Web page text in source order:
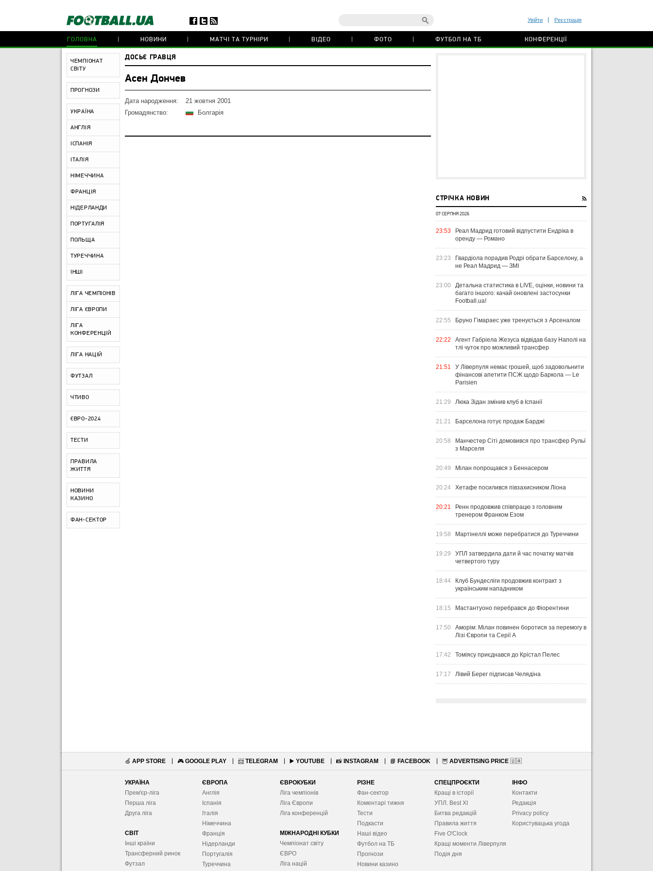
Увійти Реєстрація
ГОЛОВНА НОВИНИ МАТЧІ ТА ТУРНІРИ ВІДЕО ФОТО ФУТБОЛ НА ТБ КОНФЕРЕНЦІЇ
ЧЕМПІОНАТ
СВІТУ
ПРОГНОЗИ
УКРАЇНА
АНГЛІЯ
ІСПАНІЯ
ІТАЛІЯ
НІМЕЧЧИНА
ФРАНЦІЯ
НІДЕРЛАНДИ
ПОРТУГАЛІЯ
ПОЛЬЩА
ТУРЕЧЧИНА
ІНШІ
ЛІГА ЧЕМПІОНІВ
ЛІГА ЄВРОПИ
ЛІГА
КОНФЕРЕНЦІЙ
ЛІГА НАЦІЙ
ФУТЗАЛ
ЧТИВО
ЄВРО-2024
ТЕСТИ
ПРАВИЛА
ЖИТТЯ
НОВИНИ
КАЗИНО
ФАН-СЕКТОР
ДОСЬЄ ГРАВЦЯ
Асен Дончев
Дата народження:
21 жовтня 2001
Громадянство:
Болгарія
СТРІЧКА НОВИН
07 СЕРПНЯ 2026
23:53
Реал Мадрид готовий відпустити Ендріка в
оренду — Романо
23:23
Гвардіола порадив Родрі обрати Барселону, а
не Реал Мадрид — ЗМІ
23:00
Детальна статистика в LIVE, оцінки, новини та
багато іншого: качай оновлені застосунки
Football.ua!
22:55 Бруно Гімараес уже тренується з Арсеналом
22:22
Агент Габріела Жезуса відвідав базу Наполі на
тлі чуток про можливий трансфер
21:51
У Ліверпуля немає грошей, щоб задовольнити
фінансові апетити ПСЖ щодо Баркола — Le
Parisien
21:29 Люка Зідан змінив клуб в Іспанії
21:21 Барселона готує продаж Барджі
20:58
Манчестер Сіті домовився про трансфер Рульї
з Марселя
20:49 Мілан попрощався з Беннасером
20:24 Хетафе посилився півзахисником Ліона
20:21
Ренн продовжив співпрацю з головним
тренером Франком Езом
19:58 Мартінеллі може перебратися до Туреччини
19:29
УПЛ затвердила дати й час початку матчів
четвертого туру
18:44
Клуб Бундесліги продовжив контракт з
українським нападником
18:15 Мастантуоно перебрався до Фіорентини
17:50
Аморім: Мілан повинен боротися за перемогу в
Лізі Європи та Серії А
17:42 Томіясу приєднався до Крістал Пелес
17:17 Лівий Берег підписав Челядіна
🍏 APP STORE 🎮 GOOGLE PLAY 📨 TELEGRAM ▶️ YOUTUBE 📸 INSTAGRAM 📘 FACEBOOK 🦉 ADVERTISING PRICE 🇺🇦
УКРАЇНА
Прем'єр-ліга
Перша ліга
Друга ліга
СВІТ
Інші країни
Трансферний ринок
Футзал
ЄВРОПА
Англія
Іспанія
Італія
Німеччина
Франція
Нідерланди
Португалія
Туреччина
ЄВРОКУБКИ
Ліга чемпіонів
Ліга Європи
Ліга конференцій
МІЖНАРОДНІ КУБКИ
Чемпіонат світу
ЄВРО
Ліга націй
РІЗНЕ
Фан-сектор
Коментарі тижня
Тести
Подкасти
Наші відео
Футбол на ТБ
Прогнози
Новини казино
СПЕЦПРОЄКТИ
Кращі в історії
УПЛ. Best XІ
Битва редакцій
Правила життя
Five O'Clock
Кращі моменти Ліверпуля
Подія дня
ІНФО
Контакти
Редакція
Privacy policy
Користувацька угода